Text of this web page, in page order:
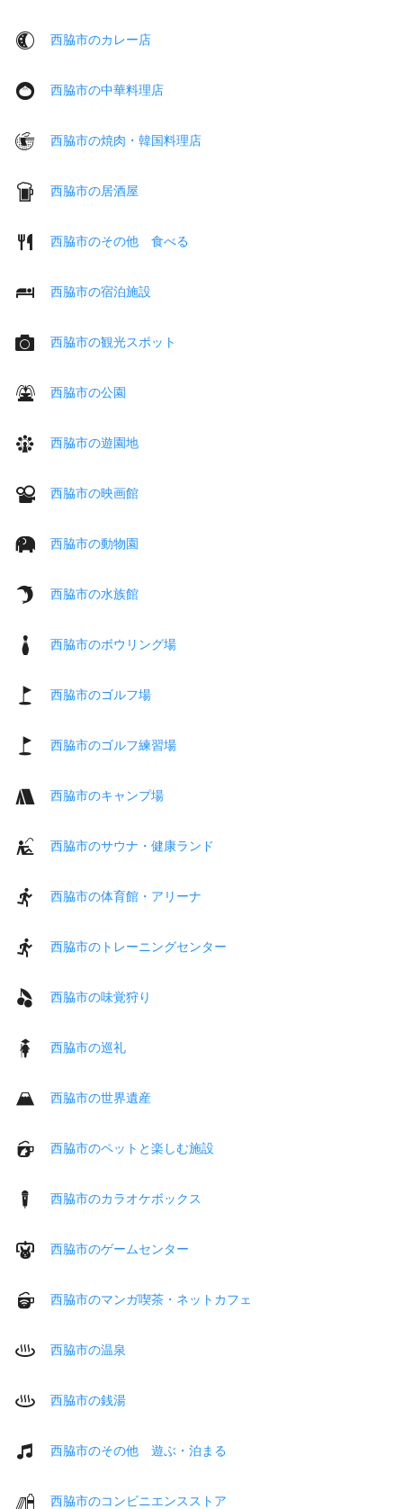
西脇市のカレー店
西脇市の中華料理店
西脇市の焼肉・韓国料理店
西脇市の居酒屋
西脇市のその他 食べる
西脇市の宿泊施設
西脇市の観光スポット
西脇市の公園
西脇市の遊園地
西脇市の映画館
西脇市の動物園
西脇市の水族館
西脇市のボウリング場
西脇市のゴルフ場
西脇市のゴルフ練習場
西脇市のキャンプ場
西脇市のサウナ・健康ランド
西脇市の体育館・アリーナ
西脇市のトレーニングセンター
西脇市の味覚狩り
西脇市の巡礼
西脇市の世界遺産
西脇市のペットと楽しむ施設
西脇市のカラオケボックス
西脇市のゲームセンター
西脇市のマンガ喫茶・ネットカフェ
西脇市の温泉
西脇市の銭湯
西脇市のその他 遊ぶ・泊まる
西脇市のコンビニエンスストア